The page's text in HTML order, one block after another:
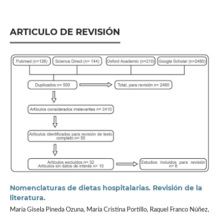
ARTICULO DE REVISIÓN
Nomenclaturas de dietas hospitalarias. Revisión de la
literatura.
María Gisela Pineda Ozuna, María Cristina Portillo, Raquel Franco Núñez,